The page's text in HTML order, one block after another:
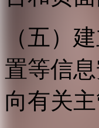
（五）
置等信
向有关主